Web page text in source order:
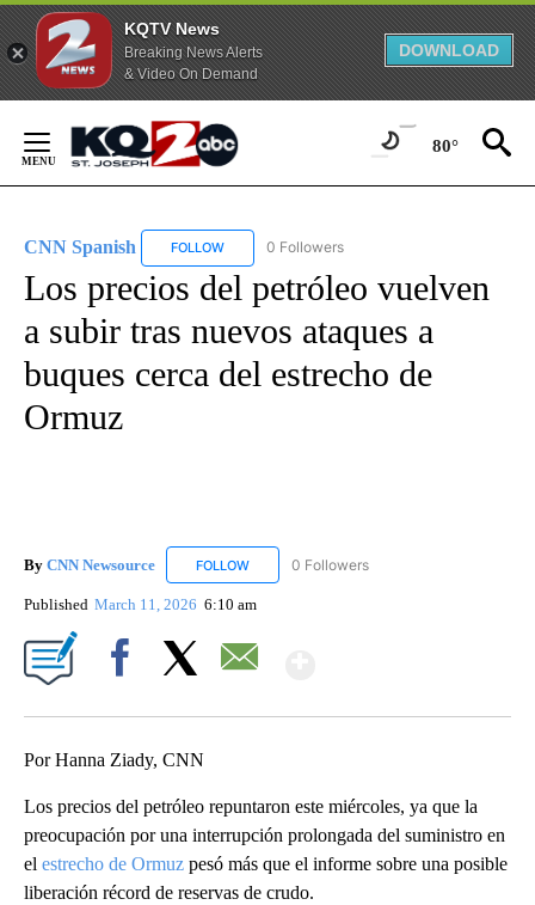
KQTV News
Breaking News Alerts
& Video On Demand
DOWNLOAD
Content
80°
CNN Spanish FOLLOW FOLLOW "CNN SPANISH" TO RECEIVE
0 Followers
Los precios del petróleo vuelven
a subir tras nuevos ataques a
buques cerca del estrecho de
Ormuz
By CNN Newsource FOLLOW FOLLOW "CNN NEWSOURCE" TO RECEIVE
0 Followers
Published March 11, 2026 6:10 am
Por Hanna Ziady, CNN
Los precios del petróleo repuntaron este miércoles, ya que la
preocupación por una interrupción prolongada del suministro en
el estrecho de Ormuz pesó más que el informe sobre una posible
liberación récord de reservas de crudo.